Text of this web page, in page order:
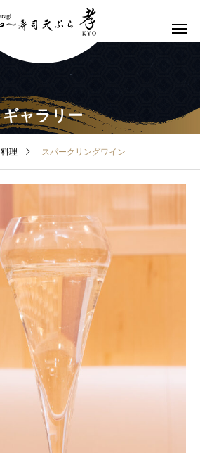
ギャラリー
料理 スパークリングワイン